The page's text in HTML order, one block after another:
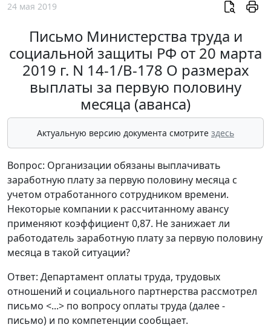
24 мая 2019
Письмо Министерства труда и
социальной защиты РФ от 20 марта
2019 г. N 14-1/В-178 О размерах
выплаты за первую половину
месяца (аванса)
Актуальную версию документа смотрите здесь
Вопрос: Организации обязаны выплачивать
заработную плату за первую половину месяца с
учетом отработанного сотрудником времени.
Некоторые компании к рассчитанному авансу
применяют коэффициент 0,87. Не занижает ли
работодатель заработную плату за первую половину
месяца в такой ситуации?
Ответ: Департамент оплаты труда, трудовых
отношений и социального партнерства рассмотрел
письмо <...> по вопросу оплаты труда (далее -
письмо) и по компетенции сообщает.